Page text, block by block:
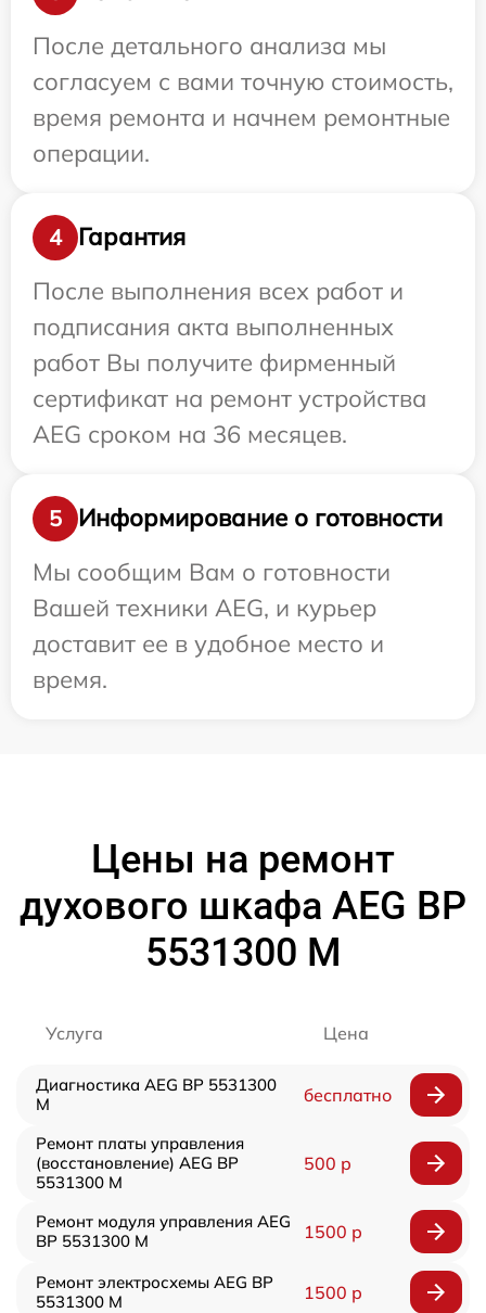
После детального анализа мы
согласуем с вами точную стоимость,
время ремонта и начнем ремонтные
операции.
4
Гарантия
После выполнения всех работ и
подписания акта выполненных
работ Вы получите фирменный
сертификат на ремонт устройства
AEG сроком на 36 месяцев.
5
Информирование о готовности
Мы сообщим Вам о готовности
Вашей техники AEG, и курьер
доставит ее в удобное место и
время.
Цены на ремонт
духового шкафа AEG BP
5531300 M
Услуга Цена
Диагностика AEG BP 5531300
M
бесплатно
Ремонт платы управления
(восстановление) AEG BP
5531300 M
500 р
Ремонт модуля управления AEG
BP 5531300 M
1500 р
Ремонт электросхемы AEG BP
5531300 M
1500 р